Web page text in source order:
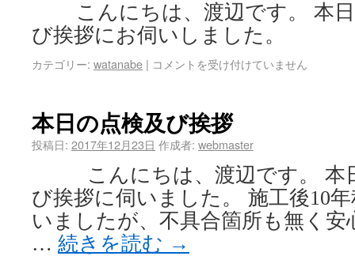
こんにちは、渡辺です。 本日
び挨拶にお伺いしました。
カテゴリー: watanabe | コメントを受け付けていません
本日の点検及び挨拶
投稿日: 2017年12月23日 作成者: webmaster
こんにちは、渡辺です。 本
び挨拶に伺いました。 施工後10
いましたが、不具合箇所も無く安
… 続きを読む →